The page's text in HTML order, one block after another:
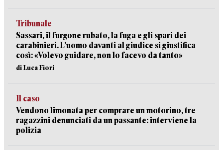
Tribunale
Sassari, il furgone rubato, la fuga e gli spari dei
carabinieri. L’uomo davanti al giudice si giustifica
così: «Volevo guidare, non lo facevo da tanto»
di Luca Fiori
Il caso
Vendono limonata per comprare un motorino, tre
ragazzini denunciati da un passante: interviene la
polizia